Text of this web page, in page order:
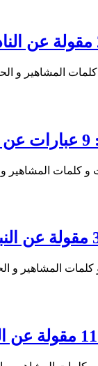
المشاهير و
كلمات المشاهير و
المشاهير و